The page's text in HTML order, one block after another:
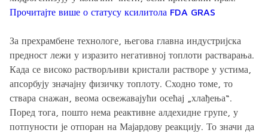
Прочитајте више о статусу ксилитола FDA GRAS
За прехрамбене технологе, његова главна индустријска
предност лежи у изразито негативној топлоти растварања.
Када се високо растворљиви кристали растворе у устима,
апсорбују значајну физичку топлоту. Сходно томе, то
ствара снажан, веома освежавајући осећај „хлађења“.
Поред тога, пошто нема реактивне алдехидне групе, у
потпуности је отпоран на Мајардову реакцију. То значи да